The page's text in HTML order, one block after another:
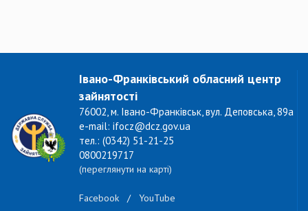
Івано-Франківський обласний центр
зайнятості
76002, м. Івано-Франківськ, вул. Деповська, 89а
e-mail: ifocz@dcz.gov.ua
тел.: (0342) 51-21-25
0800219717
(переглянути на карті)
Facebook / YouTube